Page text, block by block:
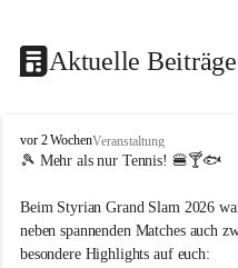
Aktuelle Beiträge
d
o
t
n
.
vor 2 WochenVeranstaltung
🎾 Mehr als nur Tennis! 🍔🍸🐟
Beim Styrian Grand Slam 2026
neben spannenden Matches auch
besondere Highlights auf euch: